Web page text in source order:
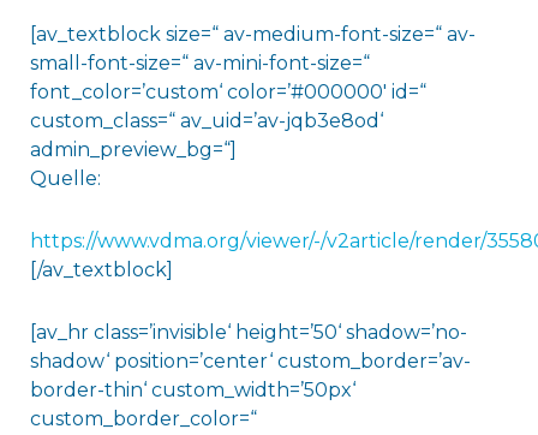
[av_textblock size=“ av-medium-font-size=“ av-
small-font-size=“ av-mini-font-size=“
font_color=’custom‘ color=’#000000′ id=“
custom_class=“ av_uid=’av-jqb3e8od‘
admin_preview_bg=“]
Quelle:
https://www.vdma.org/viewer/-/v2article/render/
[/av_textblock]
[av_hr class=’invisible‘ height=’50‘ shadow=’no-
shadow‘ position=’center‘ custom_border=’av-
border-thin‘ custom_width=’50px‘
custom_border_color=“